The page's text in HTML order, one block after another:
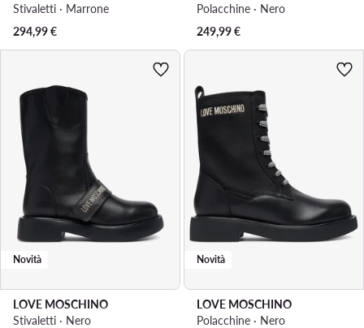
Stivaletti · Marrone
294,99€
Polacchine · Nero
249,99€
Novità
LOVE MOSCHINO
Stivaletti · Nero
Novità
LOVE MOSCHINO
Polacchine · Nero